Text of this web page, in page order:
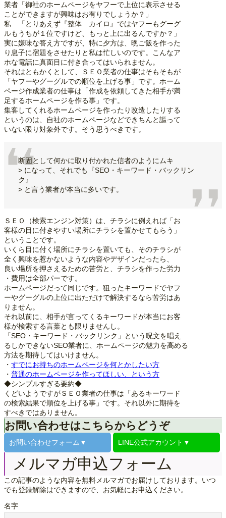
業者「御社のホームページをヤフーで上位に表示させる
ことができますが興味はお有りでしょうか？」
私 「とりあえず『整体 カイロ』ではヤフーもグーグ
ルもうちが１位ですけど、もっと上に出るんですか？」
実に嫌味な答え方ですが、特に夕方は、晩ご飯を作った
り息子に宿題をさせたりと私は忙しいのです。こんなア
ホな電話に真面目に付き合ってはいられません。
それはともかくとして、ＳＥＯ業者の仕事はそもそもが
「ヤフーやグーグルでの順位を上げる事」です。ホーム
ページ作成業者の仕事は「作成を依頼してきた相手が満
足するホームページを作る事」です。
集客してくれるホームページを作ったり改造したりする
というのは、自社のホームページなどできちんと謳って
いない限り対象外です。そう思うべきです。
断固として何かに取り付かれた信者のようにムキ
> になって、それでも『SEO・キーワード・バックリン
ク』
> と言う業者が本当に多いです。
ＳＥＯ（検索エンジン対策）は、チラシに例えれば「お
客様の目に付きやすい場所にチラシを置かせてもらう」
ということです。
いくら目に付く場所にチラシを置いても、そのチラシが
全く興味を惹かないような内容やデザインだったら、
良い場所を押さえるための苦労と、チラシを作った労力
・費用は全部パーです。
ホームページだって同じです。狙ったキーワードでヤフ
ーやグーグルの上位に出ただけで解決するなら苦労はあ
りません。
それ以前に、相手が言ってくるキーワードが本当にお客
様が検索する言葉とも限りませんし。
「SEO・キーワード・バックリンク」という呪文を唱え
るしかできないSEO業者に、ホームページの魅力を高める
方法を期待してはいけません。
・ すでにお持ちのホームページを何とかしたい方
・ 普通のホームページを作ってほしい、という方
◆シンプルすぎる要約◆
くどいようですがＳＥＯ業者の仕事は「あるキーワード
の検索結果で順位を上げる事」です。それ以外に期待を
すべきではありません。
お問い合わせはこちらからどうぞ
お問い合わせフォーム▼ LINE公式アカウント▼
メルマガ申込フォーム
この記事のような内容を無料メルマガでお届けしております。いつ
でも登録解除はできますので、お気軽にお申込ください。
名字